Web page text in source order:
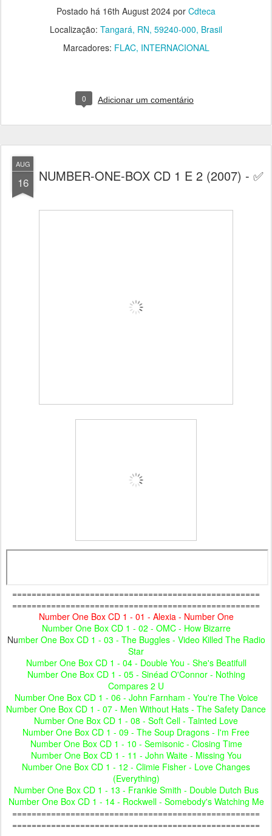
Postado há 16th August 2024 por Cdteca
Localização: Tangará, RN, 59240-000, Brasil
Marcadores: FLAC INTERNACIONAL
0 Adicionar um comentário
AUG
16 NUMBER-ONE-BOX CD 1 E 2 (2007) - ✅
===================================================
===================================================
Number One Box CD 1 - 01 - Alexia - Number One
Number One Box CD 1 - 02 - OMC - How Bizarre
Number One Box CD 1 - 03 - The Buggles - Video Killed The Radio
Star
Number One Box CD 1 - 04 - Double You - She's Beatifull
Number One Box CD 1 - 05 - Sinéad O'Connor - Nothing
Compares 2 U
Number One Box CD 1 - 06 - John Farnham - You're The Voice
Number One Box CD 1 - 07 - Men Without Hats - The Safety Dance
Number One Box CD 1 - 08 - Soft Cell - Tainted Love
Number One Box CD 1 - 09 - The Soup Dragons - I'm Free
Number One Box CD 1 - 10 - Semisonic - Closing Time
Number One Box CD 1 - 11 - John Waite - Missing You
Number One Box CD 1 - 12 - Climie Fisher - Love Changes
(Everything)
Number One Box CD 1 - 13 - Frankie Smith - Double Dutch Bus
Number One Box CD 1 - 14 - Rockwell - Somebody's Watching Me
===================================================
===================================================